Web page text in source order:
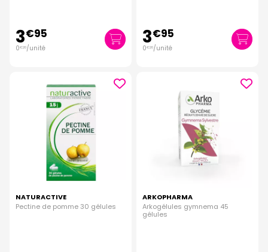
3€95
0€20/unité 3€95
0€20/unité
NATURACTIVE
Pectine de pomme 30 gélules
ARKOPHARMA
Arkogélules gymnema 45
gélules